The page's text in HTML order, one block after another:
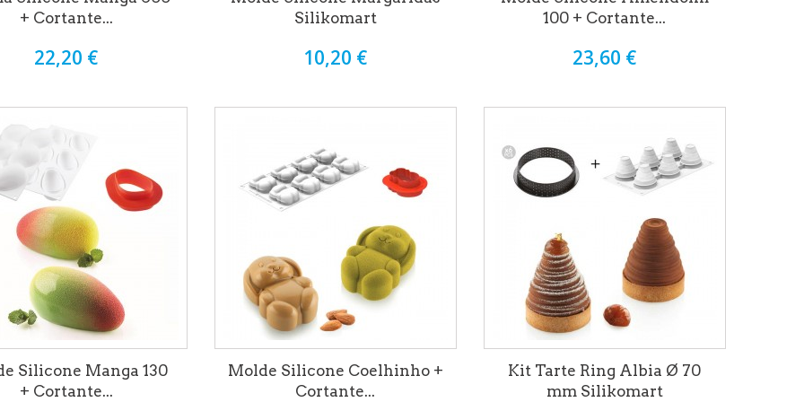
+ Cortante...
22,20 €
Silikomart
10,20 €
100 + Cortante...
23,60 €
Silicone Manga 130
+ Cortante...
Molde Silicone Coelhinho +
Cortante...
Kit Tarte Ring Albia Ø 70
mm Silikomart